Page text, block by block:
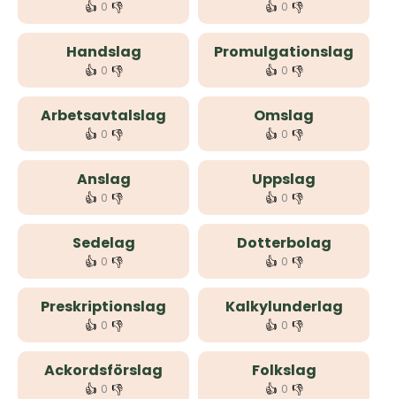
👍 0 👎 👍 0 👎
Handslag
👍 0 👎
Promulgationslag
👍 0 👎
Arbetsavtalslag
👍 0 👎
Omslag
👍 0 👎
Anslag
👍 0 👎
Uppslag
👍 0 👎
Sedelag
👍 0 👎
Dotterbolag
👍 0 👎
Preskriptionslag
👍 0 👎
Kalkylunderlag
👍 0 👎
Ackordsförslag
👍 0 👎
Folkslag
👍 0 👎